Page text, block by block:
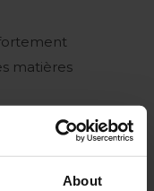
About
matières